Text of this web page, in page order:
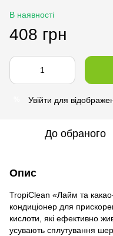
В наявності
408 грн
Увійти для
До обраного
Опис
TropiClean «Лайм та
кондиціонер для
кислоти, які ефективно
усувають сплутування